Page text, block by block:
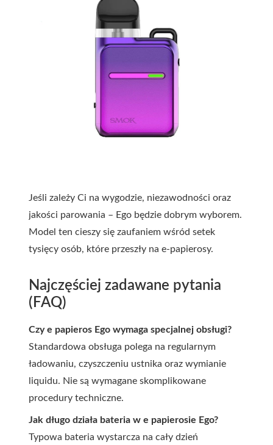
Jeśli zależy Ci na wygodzie, niezawodności oraz
jakości parowania – Ego będzie dobrym wyborem.
Model ten cieszy się zaufaniem wśród setek
tysięcy osób, które przeszły na e-papierosy.
Najczęściej zadawane pytania
(FAQ)
Czy e papieros Ego wymaga specjalnej obsługi?
Standardowa obsługa polega na regularnym
ładowaniu, czyszczeniu ustnika oraz wymianie
liquidu. Nie są wymagane skomplikowane
procedury techniczne.
Jak długo działa bateria w e papierosie Ego?
Typowa bateria wystarcza na cały dzień